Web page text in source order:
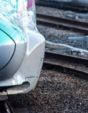
)･お飲み物